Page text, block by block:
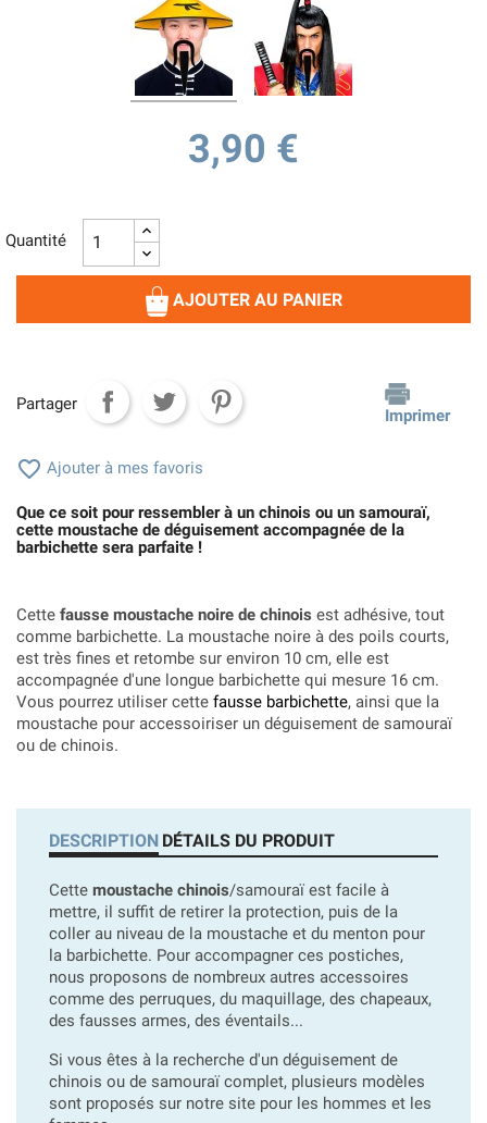
3,90 €
Quantité
AJOUTER AU PANIER
Partager
Imprimer
 Ajouter à mes favoris
Que ce soit pour ressembler à un chinois ou un samouraï,
cette moustache de déguisement accompagnée de la
barbichette sera parfaite !
Cette fausse moustache noire de chinois est adhésive, tout
comme barbichette. La moustache noire à des poils courts,
est très fines et retombe sur environ 10 cm, elle est
accompagnée d'une longue barbichette qui mesure 16 cm.
Vous pourrez utiliser cette fausse barbichette, ainsi que la
moustache pour accessoiriser un déguisement de samouraï
ou de chinois.
DESCRIPTION DÉTAILS DU PRODUIT
Cette moustache chinois/samouraï est facile à
mettre, il suffit de retirer la protection, puis de la
coller au niveau de la moustache et du menton pour
la barbichette. Pour accompagner ces postiches,
nous proposons de nombreux autres accessoires
comme des perruques, du maquillage, des chapeaux,
des fausses armes, des éventails...
Si vous êtes à la recherche d'un déguisement de
chinois ou de samouraï complet, plusieurs modèles
sont proposés sur notre site pour les hommes et les